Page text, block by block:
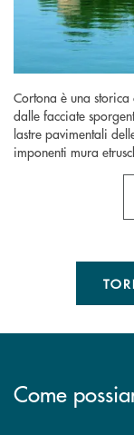
Cortona è una
dalle facciate
lastre pavimentali
imponenti mura
Come